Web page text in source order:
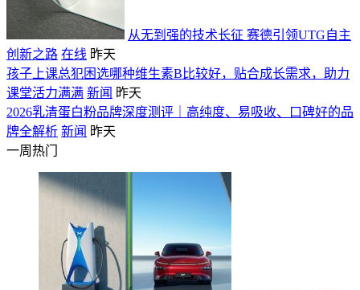
从无到强的技术长征 赛德引领UTG自主
创新之路 在线 昨天
孩子上课总犯困选哪种维生素B比较好，贴合成长需求，助力
课堂活力满满 新闻 昨天
2026乳清蛋白粉品牌深度测评｜高纯度、易吸收、口碑好的品
牌全解析 新闻 昨天
一周热门